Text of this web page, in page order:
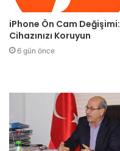
iPhone Ön Cam Değişimi:
Cihazınızı Koruyun
6 gün önce